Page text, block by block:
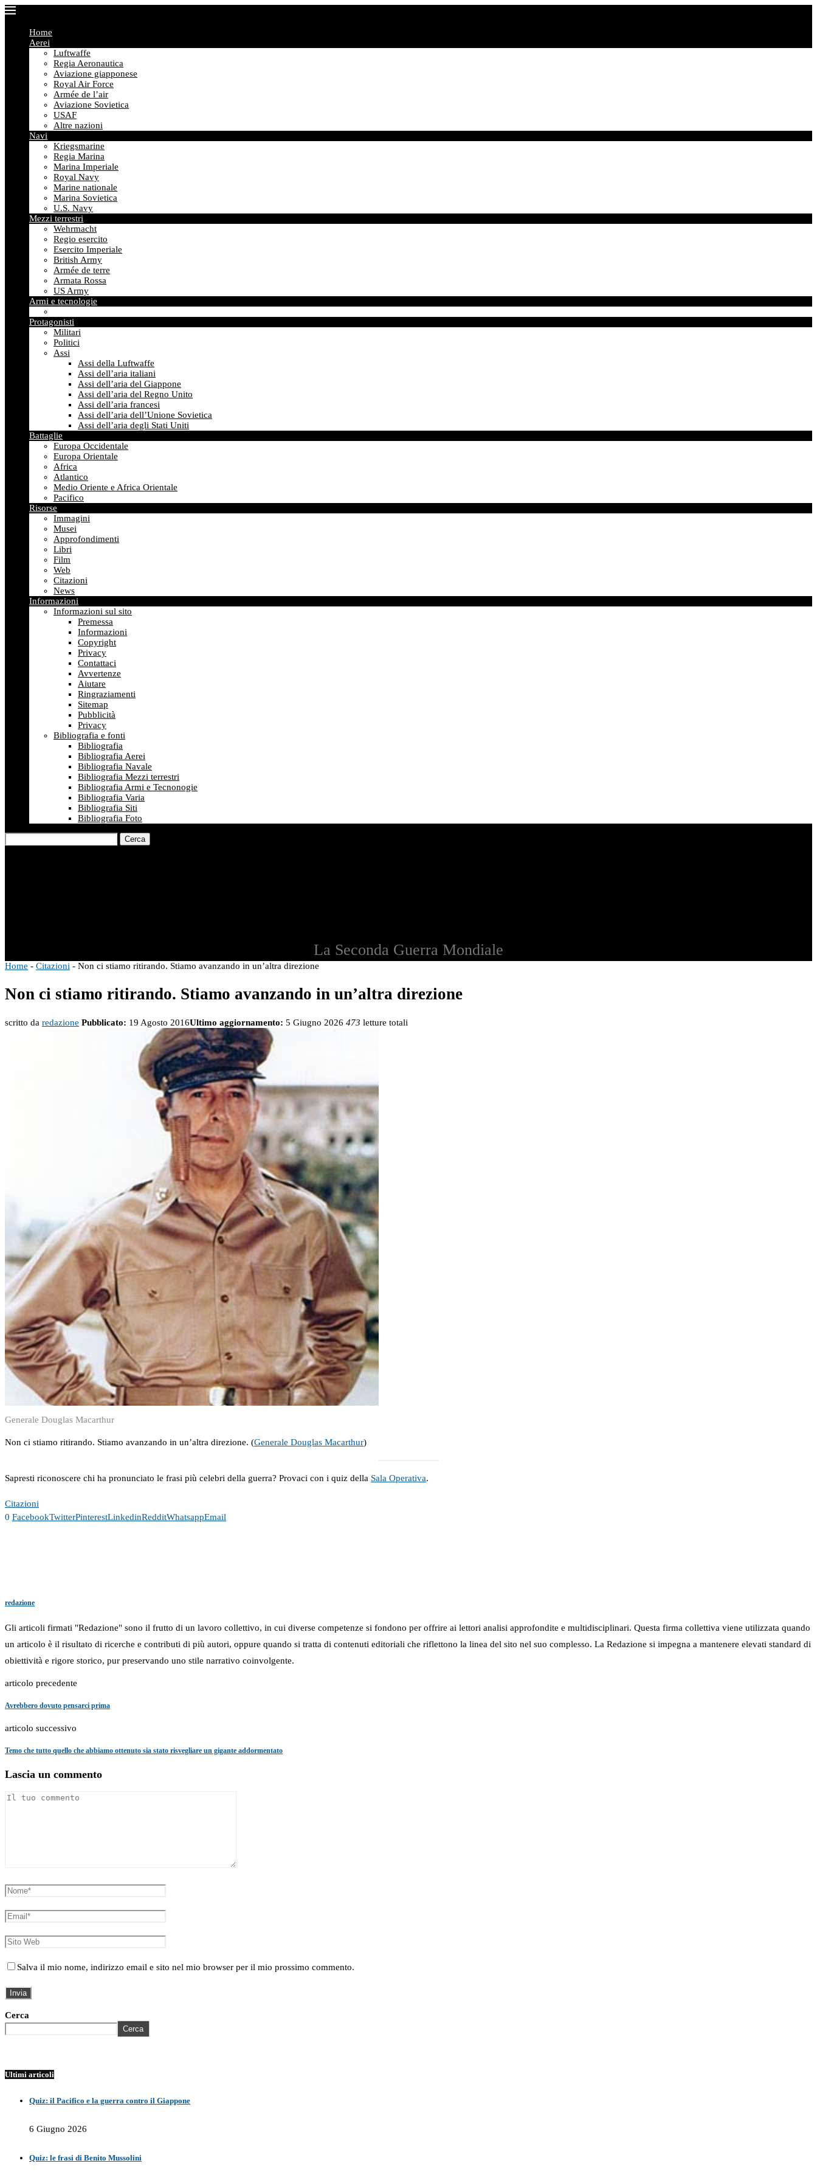
Home
Aerei
Luftwaffe
Regia Aeronautica
Aviazione giapponese
Royal Air Force
Armée de l’air
Aviazione Sovietica
USAF
Altre nazioni
Navi
Kriegsmarine
Regia Marina
Marina Imperiale
Royal Navy
Marine nationale
Marina Sovietica
U.S. Navy
Mezzi terrestri
Wehrmacht
Regio esercito
Esercito Imperiale
British Army
Armée de terre
Armata Rossa
US Army
Armi e tecnologie
Protagonisti
Militari
Politici
Assi
Assi della Luftwaffe
Assi dell’aria italiani
Assi dell’aria del Giappone
Assi dell’aria del Regno Unito
Assi dell’aria francesi
Assi dell’aria dell’Unione Sovietica
Assi dell’aria degli Stati Uniti
Battaglie
Europa Occidentale
Europa Orientale
Africa
Atlantico
Medio Oriente e Africa Orientale
Pacifico
Risorse
Immagini
Musei
Approfondimenti
Libri
Film
Web
Citazioni
News
Informazioni
Informazioni sul sito
Premessa
Informazioni
Copyright
Privacy
Contattaci
Avvertenze
Aiutare
Ringraziamenti
Sitemap
Pubblicità
Privacy
Bibliografia e fonti
Bibliografia
Bibliografia Aerei
Bibliografia Navale
Bibliografia Mezzi terrestri
Bibliografia Armi e Tecnonogie
Bibliografia Varia
Bibliografia Siti
Bibliografia Foto
Cerca
La Seconda Guerra Mondiale
Home - Citazioni - Non ci stiamo ritirando. Stiamo avanzando in un’altra direzione
Non ci stiamo ritirando. Stiamo avanzando in un’altra direzione
scritto da redazione Pubblicato: 19 Agosto 2016Ultimo aggiornamento: 5 Giugno 2026 473 letture totali
Generale Douglas Macarthur
Non ci stiamo ritirando. Stiamo avanzando in un’altra direzione. (Generale Douglas Macarthur)
Sapresti riconoscere chi ha pronunciato le frasi più celebri della guerra? Provaci con i quiz della Sala Operativa.
Citazioni
0 FacebookTwitterPinterestLinkedinRedditWhatsappEmail
redazione
Gli articoli firmati "Redazione" sono il frutto di un lavoro collettivo, in cui diverse competenze si fondono per offrire ai lettori analisi approfondite e multidisciplinari. Questa firma collettiva viene utilizzata quando
un articolo è il risultato di ricerche e contributi di più autori, oppure quando si tratta di contenuti editoriali che riflettono la linea del sito nel suo complesso. La Redazione si impegna a mantenere elevati standard di
obiettività e rigore storico, pur preservando uno stile narrativo coinvolgente.
articolo precedente
Avrebbero dovuto pensarci prima
articolo successivo
Temo che tutto quello che abbiamo ottenuto sia stato risvegliare un gigante addormentato
Lascia un commento
Salva il mio nome, indirizzo email e sito nel mio browser per il mio prossimo commento.
Cerca
Cerca
Ultimi articoli
Quiz: il Pacifico e la guerra contro il Giappone
6 Giugno 2026
Quiz: le frasi di Benito Mussolini